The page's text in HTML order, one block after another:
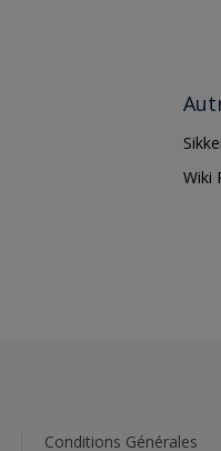
Wiki
Conditions Générales